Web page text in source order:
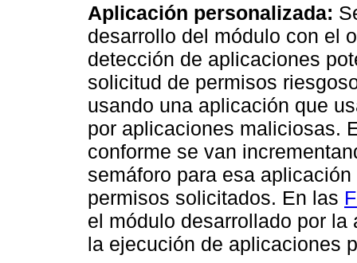
Aplicación personalizada:
desarrollo del módulo con el
detección de aplicaciones
solicitud de permisos
usando una aplicación que
por aplicaciones maliciosas.
conforme se van
semáforo para esa
permisos solicitados. En las
el módulo desarrollado por
la ejecución de aplicaciones